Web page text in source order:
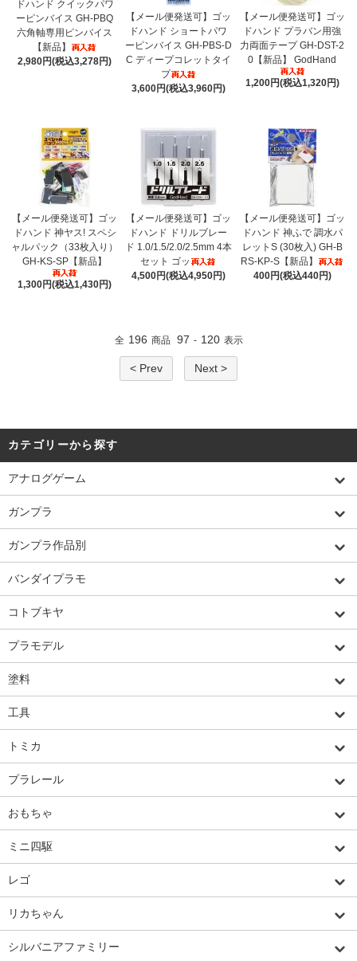
ドハンド クイックパワ
ーピンバイス GH-PBQ
六角軸専用ピンバイス
【新品】
2,980円(税込3,278円)
【メール便発送可】ゴッ
ドハンド ショートパワ
ーピンバイス GH-PBS-D
C ディープコレットタイ
プ
3,600円(税込3,960円)
【メール便発送可】ゴッ
ドハンド プラバン用強
力両面テープ GH-DST-2
0【新品】 GodHand
1,200円(税込1,320円)
【メール便発送可】ゴッ
ドハンド 神ヤス! スペシ
ャルパック（33枚入り）
GH-KS-SP【新品】
1,300円(税込1,430円)
【メール便発送可】ゴッ
ドハンド ドリルブレー
ド 1.0/1.5/2.0/2.5mm 4本
セット ゴッ
4,500円(税込4,950円)
【メール便発送可】ゴッ
ドハンド 神ふで 調水パ
レットS (30枚入) GH-B
RS-KP-S【新品】
400円(税込440円)
全 196 商品 97 - 120 表示
< Prev Next >
カテゴリーから探す
アナログゲーム
ガンプラ
ガンプラ作品別
バンダイプラモ
コトブキヤ
プラモデル
塗料
工具
トミカ
プラレール
おもちゃ
ミニ四駆
レゴ
リカちゃん
シルバニアファミリー